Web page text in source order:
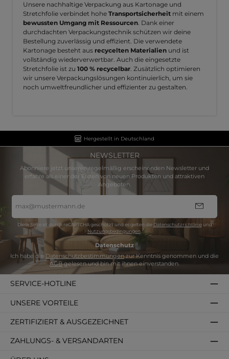
Unsere nachhaltige Verpackung aus Kartonage und
Stretchfolie verbindet hohe Transportsicherheit mit einem
bewussten Umgang mit Ressourcen. Dank einer
durchdachten Verpackungstechnik schützen wir deine
Bestellung zuverlässig und effizient. Die verwendete
Kartonage besteht aus recycelten Materialien und ist
vollständig wiederverwertbar. Auch die eingesetzte
Stretchfolie ist zu 100 % recycelbar. Zusätzlich optimieren
wir unsere Verpackungslösungen kontinuierlich, um sie
noch umweltfreundlicher und effizienter zu gestalten.
Hergestellt in Deutschland
NEWSLETTER
Abonniere jetzt unseren regelmäßig erscheinenden Newsletter und
erfahre als einer der Ersten von neuen Produkten und attraktiven
Angeboten.
Mail-
Adresse
Diese Seite ist durch reCAPTCHA geschützt und es gelten die Datenschutzrichtlinieund
Nutzungsbedingungen.
Datenschutz
Ich habe die Datenschutzbestimmungenzur Kenntnis genommen und die
AGBgelesen und bin mit ihnen einverstanden.
SERVICE-HOTLINE
ZAHLUNGS- & VERSANDARTEN
ZERTIFIZIERT & AUSGEZEICHNET
UNSERE VORTEILE